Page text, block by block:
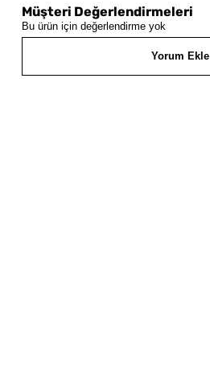
Müşteri Değerlendirmeleri
Bu ürün için değerlendirme yok
Yorum Ekle